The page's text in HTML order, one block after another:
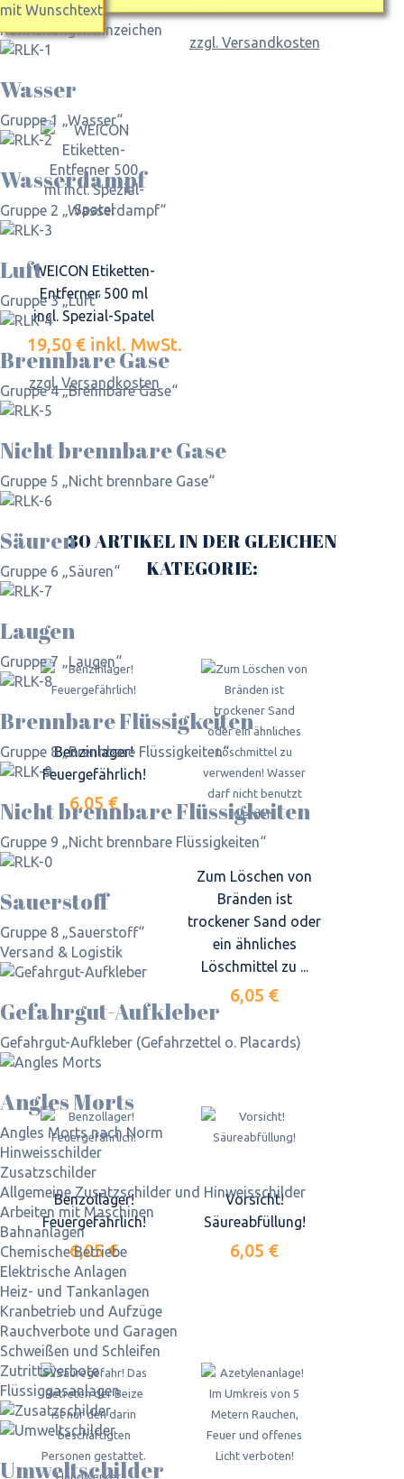
mit Wunschtext
Rohrleitungskennzeichen
Wasser
Gruppe 1 „Wasser“
Wasserdampf
Gruppe 2 „Wasserdampf“
Luft
Gruppe 3 „Luft“
Brennbare Gase
Gruppe 4 „Brennbare Gase“
Nicht brennbare Gase
Gruppe 5 „Nicht brennbare Gase“
Säuren
Gruppe 6 „Säuren“
Laugen
Gruppe 7 „Laugen“
Brennbare Flüssigkeiten
Gruppe 8 „Brennbare Flüssigkeiten“
Nicht brennbare Flüssigkeiten
Gruppe 9 „Nicht brennbare Flüssigkeiten“
Sauerstoff
Gruppe 8 „Sauerstoff“
Versand & Logistik
Gefahrgut-Aufkleber
Gefahrgut-Aufkleber (Gefahrzettel o. Placards)
Angles Morts
Angles Morts nach Norm
Hinweisschilder
Zusatzschilder
Allgemeine Zusatzschilder und Hinweisschilder
Arbeiten mit Maschinen
Bahnanlagen
Chemische Betriebe
Elektrische Anlagen
Heiz- und Tankanlagen
Kranbetrieb und Aufzüge
Rauchverbote und Garagen
Schweißen und Schleifen
Zutrittsverbote
Flüssiggasanlagen
Umweltschilder
10,50 €
zzgl. Versandkosten
WEICON Etiketten-
Entferner 500 ml
incl. Spezial-Spatel
19,50 € inkl. MwSt.
zzgl. Versandkosten
30 ARTIKEL IN DER GLEICHEN
KATEGORIE:
Benzinlager!
Feuergefährlich!
6,05 €
Zum Löschen von
Bränden ist
trockener Sand oder
ein ähnliches
Löschmittel zu ...
6,05 €
Benzollager!
Feuergefährlich!
6,05 €
Vorsicht!
Säureabfüllung!
6,05 €